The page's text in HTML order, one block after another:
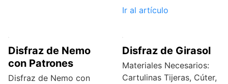
Ir al artículo
Disfraz de Nemo
con Patrones
Disfraz de Nemo con
Disfraz de Girasol
Materiales Necesarios:
Cartulinas Tijeras, Cúter,